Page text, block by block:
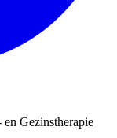
Gezinstherapie